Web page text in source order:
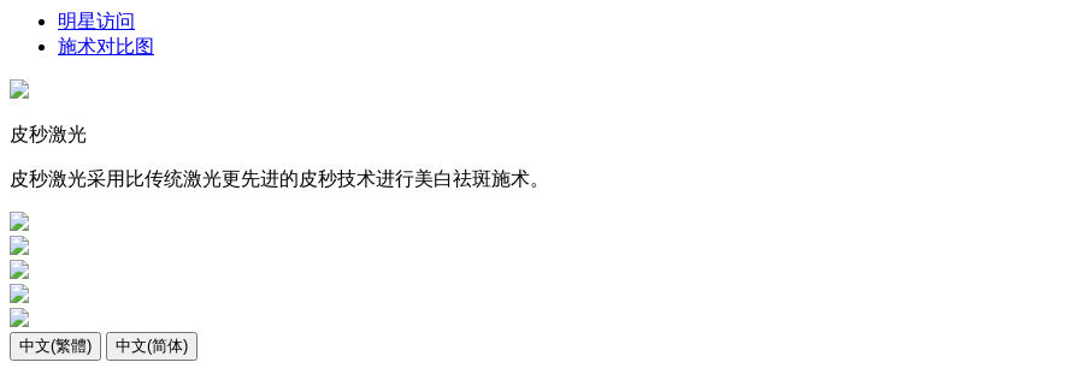
明星访问
施术对比图
皮秒激光
皮秒激光采用比传统激光更先进的皮秒技术进行美白祛斑施术。
中文(繁體) 中文(简体)